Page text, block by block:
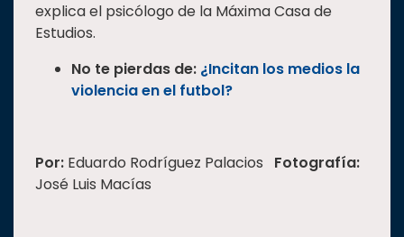
explica el psicólogo de la Máxima Casa de
Estudios.
No te pierdas de: ¿Incitan los medios la
violencia en el futbol?
Por: Eduardo Rodríguez Palacios Fotografía:
José Luis Macías